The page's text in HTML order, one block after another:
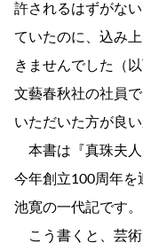
許されるはずがな
ていたのに、込み
きませんでした（
文藝春秋社の社員
いただいた方が良
本書は『真珠夫人
今年創立100周年を
池寛の一代記です。
こう書くと、芸術